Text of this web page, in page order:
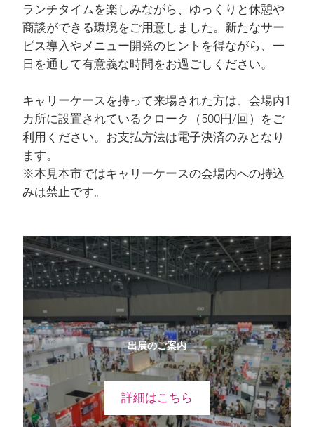
ランチタイムを楽しみながら、ゆっくりと休憩や
商談ができる環境をご用意しました。新たなサー
ビス導入やメニュー開発のヒントを得ながら、一
日を通して有意義な時間をお過ごしください。
キャリーケースを持って来場された方は、会場内1
カ所に設置されているクローク（500円/回）をご
利用ください。お支払方法は電子決済のみとなり
ます。
※本見本市ではキャリーケースの会場内への持込
みは禁止です。
出展のご案内
詳細はこちら